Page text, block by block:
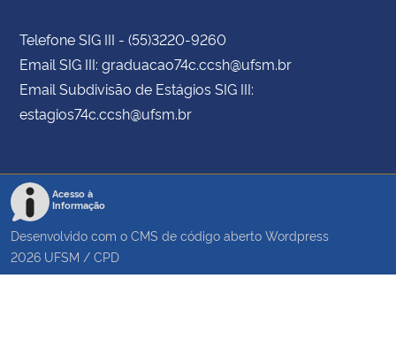
Telefone SIG III - (55)3220-9260
Email SIG III: graduacao74c.ccsh@ufsm.br
Email Subdivisão de Estágios SIG III:
estagios74c.ccsh@ufsm.br
Acesso à
Informação
Desenvolvido com o CMS de código aberto Wordpress
2026 UFSM / CPD